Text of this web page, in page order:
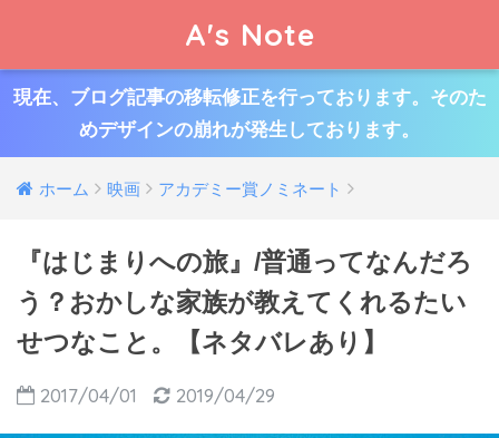
A's Note
現在、ブログ記事の移転修正を行っております。そのた
めデザインの崩れが発生しております。
ホーム 映画 アカデミー賞ノミネート
『はじまりへの旅』/普通ってなんだろ
う？おかしな家族が教えてくれるたい
せつなこと。【ネタバレあり】
2017/04/01 2019/04/29